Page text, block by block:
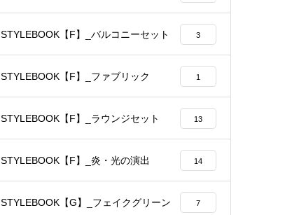
STYLEBOOK【F】_バルコニーセット 3
STYLEBOOK【F】_ファブリック 1
STYLEBOOK【F】_ラウンジセット 13
STYLEBOOK【F】_炎・光の演出 14
STYLEBOOK【G】_フェイクグリーン 7